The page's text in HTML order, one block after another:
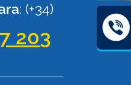
: (+34)
203